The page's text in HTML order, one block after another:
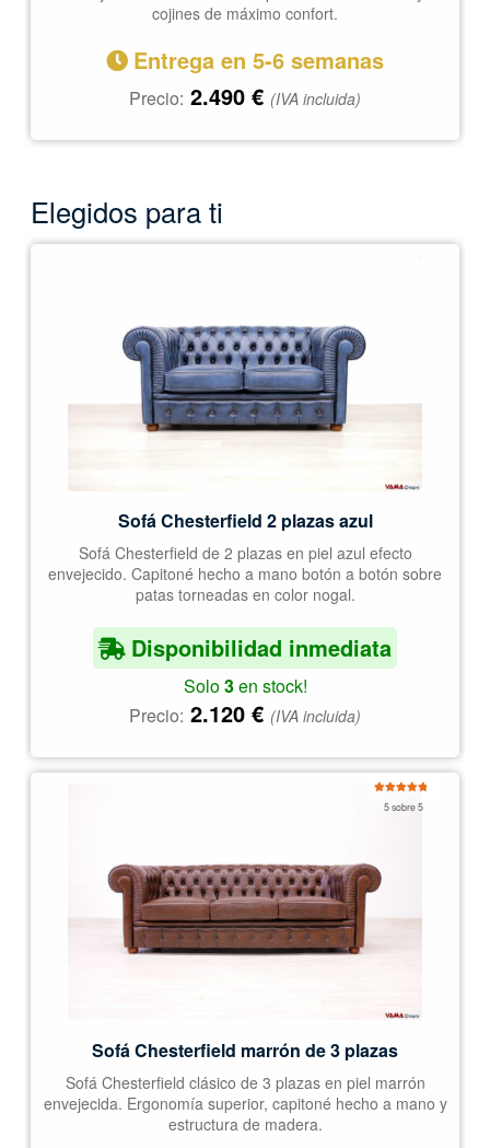
cojines de máximo confort.
Entrega en 5-6 semanas
Precio: 2.490 € (IVA incluida)
Elegidos para ti
Sofá Chesterfield 2 plazas azul
Sofá Chesterfield de 2 plazas en piel azul efecto
envejecido. Capitoné hecho a mano botón a botón sobre
patas torneadas en color nogal.
Disponibilidad inmediata
Solo3en stock!
Precio: 2.120 € (IVA incluida)
5 sobre 5
Sofá Chesterfield marrón de 3 plazas
Sofá Chesterfield clásico de 3 plazas en piel marrón
envejecida. Ergonomía superior, capitoné hecho a mano y
estructura de madera.